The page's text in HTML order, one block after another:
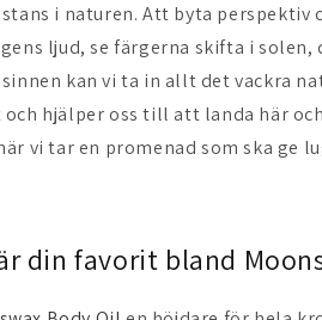
i naturen. Att byta
ljud, se färgerna skifta i
kan vi ta in allt det vackra
och hjälper oss till att landa här
vi tar en promenad som ska ge
din favorit bland